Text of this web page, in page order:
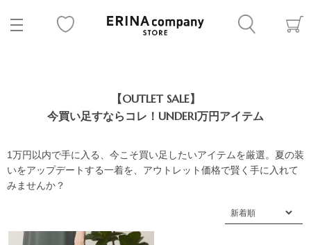
【OUTLET SALE】
今買い足すならコレ！UNDER1万円アイテム
1万円以内で手に入る、今こそ買い足したいアイテムを厳選。夏の装
いをアップデートする一着を、アウトレット価格で賢く手に入れて
みませんか？